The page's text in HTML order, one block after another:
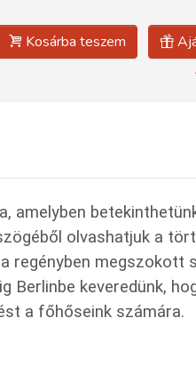
Kosárba teszem
amelyben
olvashatjuk a
regényben megszokott
Berlinbe keveredünk,
a főhőseink számára.